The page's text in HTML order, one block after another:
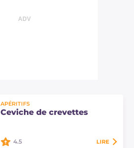
APÉRITIFS
Ceviche de crevettes
4.5 LIRE